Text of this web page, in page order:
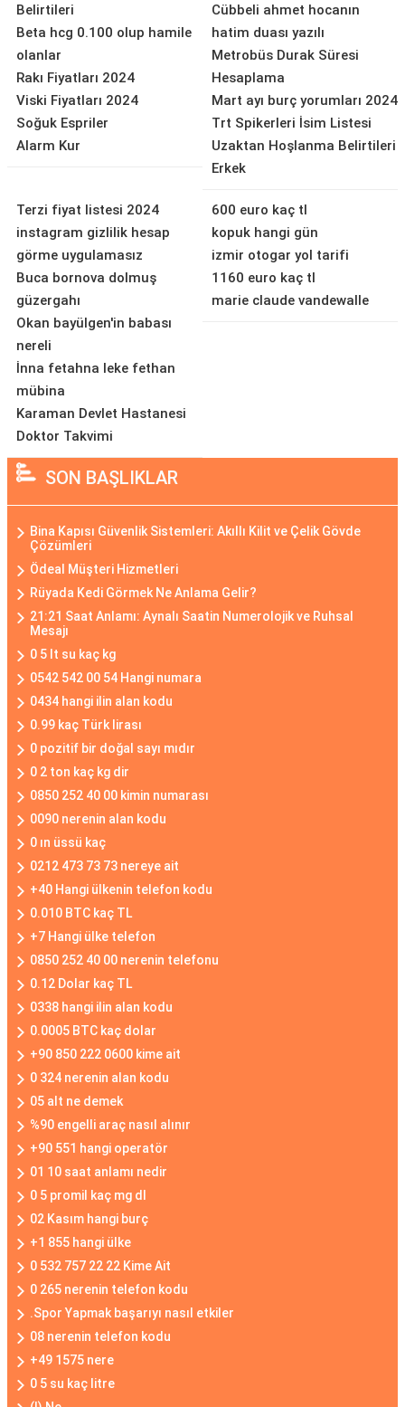
Belirtileri
Beta hcg 0.100 olup hamile
olanlar
Rakı Fiyatları 2024
Viski Fiyatları 2024
Soğuk Espriler
Alarm Kur
Cübbeli ahmet hocanın
hatim duası yazılı
Metrobüs Durak Süresi
Hesaplama
Mart ayı burç yorumları 2024
Trt Spikerleri İsim Listesi
Uzaktan Hoşlanma Belirtileri
Erkek
Terzi fiyat listesi 2024
instagram gizlilik hesap
görme uygulamasız
Buca bornova dolmuş
güzergahı
Okan bayülgen'in babası
nereli
İnna fetahna leke fethan
mübina
Karaman Devlet Hastanesi
Doktor Takvimi
600 euro kaç tl
kopuk hangi gün
izmir otogar yol tarifi
1160 euro kaç tl
marie claude vandewalle
SON BAŞLIKLAR
Bina Kapısı Güvenlik Sistemleri: Akıllı Kilit ve Çelik Gövde
Çözümleri
Ödeal Müşteri Hizmetleri
Rüyada Kedi Görmek Ne Anlama Gelir?
21:21 Saat Anlamı: Aynalı Saatin Numerolojik ve Ruhsal
Mesajı
0 5 lt su kaç kg
0542 542 00 54 Hangi numara
0434 hangi ilin alan kodu
0.99 kaç Türk lirası
0 pozitif bir doğal sayı mıdır
0 2 ton kaç kg dir
0850 252 40 00 kimin numarası
0090 nerenin alan kodu
0 ın üssü kaç
0212 473 73 73 nereye ait
+40 Hangi ülkenin telefon kodu
0.010 BTC kaç TL
+7 Hangi ülke telefon
0850 252 40 00 nerenin telefonu
0.12 Dolar kaç TL
0338 hangi ilin alan kodu
0.0005 BTC kaç dolar
+90 850 222 0600 kime ait
0 324 nerenin alan kodu
05 alt ne demek
%90 engelli araç nasıl alınır
+90 551 hangi operatör
01 10 saat anlamı nedir
0 5 promil kaç mg dl
02 Kasım hangi burç
+1 855 hangi ülke
0 532 757 22 22 Kime Ait
0 265 nerenin telefon kodu
.Spor Yapmak başarıyı nasıl etkiler
08 nerenin telefon kodu
+49 1575 nere
0 5 su kaç litre